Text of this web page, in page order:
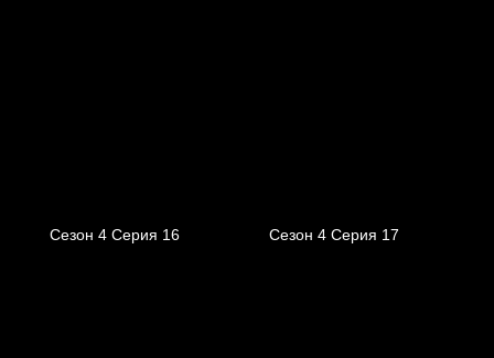
Сезон 4 Серия 16 Сезон 4 Серия 17